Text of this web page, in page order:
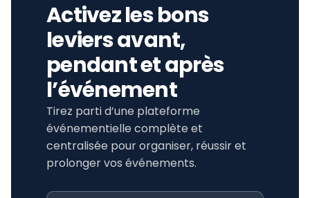
Activez les bons
leviers avant,
pendant et après
l’événement
Tirez parti d’une plateforme
événementielle complète et
centralisée pour organiser, réussir et
prolonger vos événements.